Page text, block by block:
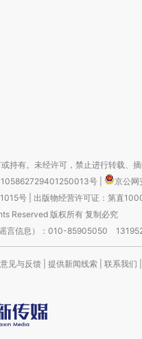
有。未经许可，禁止进行转载、摘
号
京公
号| 出版物经营许可证：第直
Reserved 版权所有 复制必究
言信息）：010-85905050
意见与反馈 提供新闻线索 联系我们